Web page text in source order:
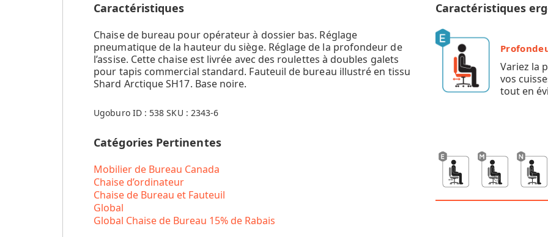
Caractéristiques
Chaise de bureau pour opérateur à dossier bas. Réglage
pneumatique de la hauteur du siège. Réglage de la profondeur de
l’assise. Cette chaise est livrée avec des roulettes à doubles galets
pour tapis commercial standard. Fauteuil de bureau illustré en tissu
Shard Arctique SH17. Base noire.
Ugoburo ID : 538 SKU : 2343-6
Catégories Pertinentes
Mobilier de Bureau Canada
Chaise d’ordinateur
Chaise de Bureau et Fauteuil
Global
Global Chaise de Bureau 15% de Rabais
Caractéristiques
Variez la
vos
tout en